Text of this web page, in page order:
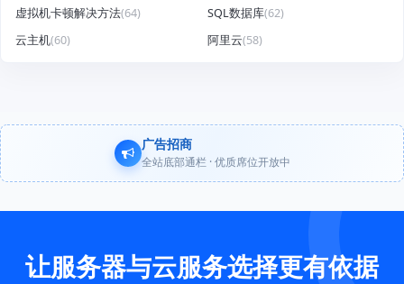
虚拟机卡顿解决方法(64) SQL数据库(62)
云主机(60) 阿里云(58)
广告招商
全站底部通栏 · 优质席位开放中
让服务器与云服务选择更有依据